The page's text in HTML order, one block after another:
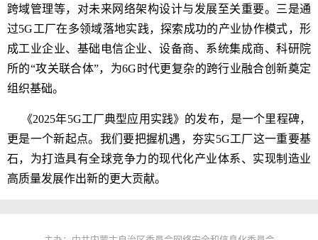
跨域管理等，对未来网络架构设计与发展至关重要。三是通
过5G工厂在多领域落地实践，探索成功的产业协作模式，形
成工业企业、基础电信企业、设备商、系统集成商、科研院
所的“攻关联合体”，为6G时代更复杂的跨行业融合创新奠定
组织基础。
《2025年5G工厂典型应用实践》的发布，是一个里程碑，
更是一个新起点。我们要把握机遇，夯实5G工厂这一重要基
石，为打造具有全球竞争力的现代化产业体系、实现制造业
高质量发展作出新的更大贡献。